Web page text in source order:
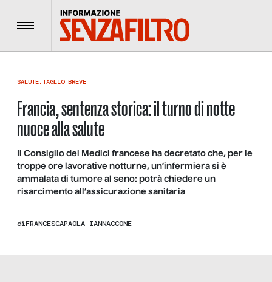
Menu
SALUTE,TAGLIO BREVE
Francia, sentenza storica: il turno di notte
nuoce alla salute
Il Consiglio dei Medici francese ha decretato che, per le
troppe ore lavorative notturne, un’infermiera si è
ammalata di tumore al seno: potrà chiedere un
risarcimento all’assicurazione sanitaria
diFRANCESCAPAOLA IANNACCONE